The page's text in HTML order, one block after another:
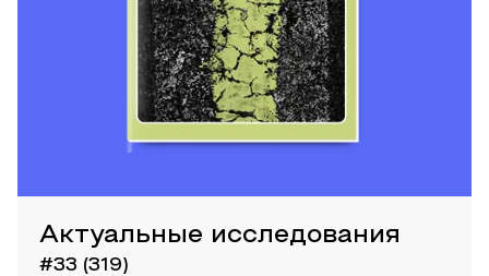
Актуальные исследования
#33 (319)